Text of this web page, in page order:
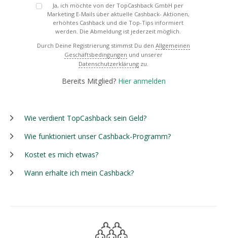
Ja, ich möchte von der TopCashback GmbH per
Marketing E-Mails über aktuelle Cashback- Aktionen,
erhöhtes Cashback und die Top-Tips informiert
werden. Die Abmeldung ist jederzeit möglich.
Durch Deine Registrierung stimmst Du den Allgemeinen
Geschäftsbedingungen und unserer
Datenschutzerklärung zu.
Bereits Mitglied? Hier anmelden
Wie verdient TopCashback sein Geld?
Wie funktioniert unser Cashback-Programm?
Kostet es mich etwas?
Wann erhalte ich mein Cashback?